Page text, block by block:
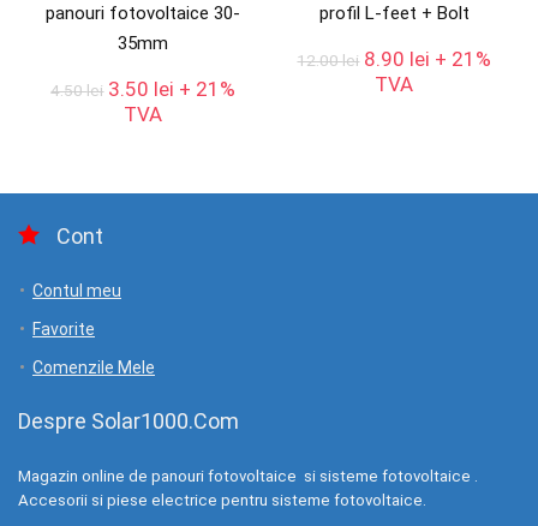
panouri fotovoltaice 30-
35mm
4.50lei Prețul
inițial
3.50 lei Prețul
+ 21%
TVA
profil L-feet + Bolt
12.00lei Prețul
inițial
8.90 lei Prețul
+ 21%
TVA
Cont
Contul meu
Favorite
Comenzile Mele
Despre Solar1000.Com
Magazin online de panouri fotovoltaice si sisteme fotovoltaice .
Accesorii si piese electrice pentru sisteme fotovoltaice.